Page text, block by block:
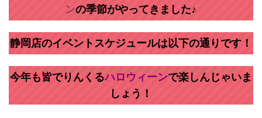
ンの季節がやってきました♪
静岡店のイベントスケジュールは以下の通りです！
今年も皆でりんくるハロウィーンで楽しんじゃいま
しょう！